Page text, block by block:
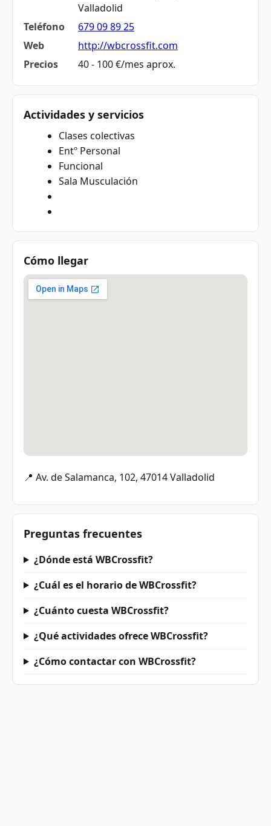
Valladolid
Teléfono
679 09 89 25
Web
http://wbcrossfit.com
Precios
40 - 100 €/mes aprox.
Actividades y servicios
Clases colectivas
Entº Personal
Funcional
Sala Musculación
Cómo llegar
📍 Av. de Salamanca, 102, 47014 Valladolid
Preguntas frecuentes
¿Dónde está WBCrossfit?
¿Cuál es el horario de WBCrossfit?
¿Cuánto cuesta WBCrossfit?
¿Qué actividades ofrece WBCrossfit?
¿Cómo contactar con WBCrossfit?